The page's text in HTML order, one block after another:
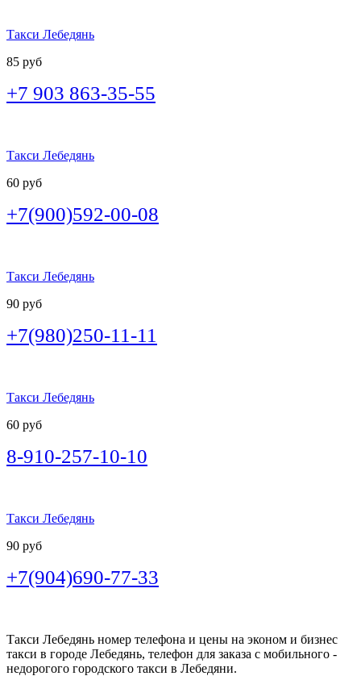
Такси Лебедянь
85 руб
+7 903 863-35-55
Такси Лебедянь
60 руб
+7(900)592-00-08
Такси Лебедянь
90 руб
+7(980)250-11-11
Такси Лебедянь
60 руб
8-910-257-10-10
Такси Лебедянь
90 руб
+7(904)690-77-33
Такси Лебедянь номер телефона и цены на эконом и бизнес
такси в городе Лебедянь, телефон для заказа с мобильного -
недорогого городского такси в Лебедяни.